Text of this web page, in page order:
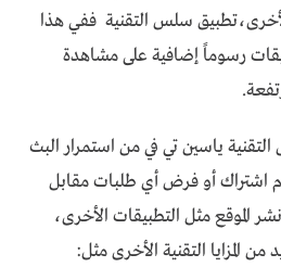
سلس التقنية ففي هذا
رسوماً إضافية على مشاهدة
ياسين تي في من استمرار البث
أو فرض أي طلبات مقابل
الموقع مثل التطبيقات الأخرى،
المزايا التقنية الأخرى مثل: